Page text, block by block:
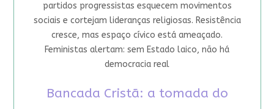
partidos progressistas esquecem movimentos
sociais e cortejam lideranças religiosas. Resistência
cresce, mas espaço cívico está ameaçado.
Feministas alertam: sem Estado laico, não há
democracia real
Bancada Cristã: a tomada do